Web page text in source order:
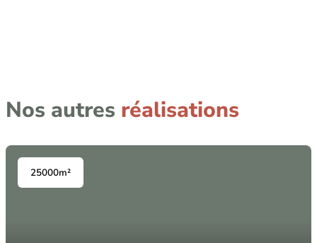
Nos autres réalisations
25000m²